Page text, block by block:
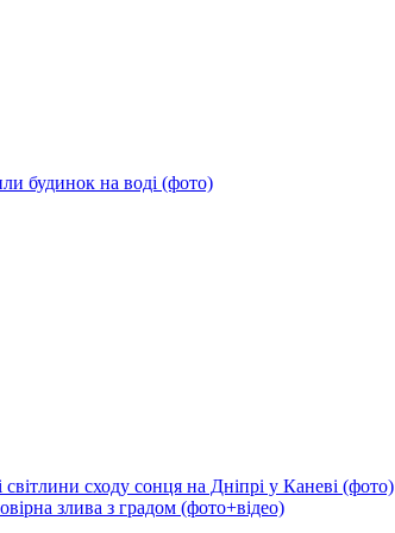
будинок на воді (фото)
сходу сонця на Дніпрі у Каневі (фото)
злива з градом (фото+відео)